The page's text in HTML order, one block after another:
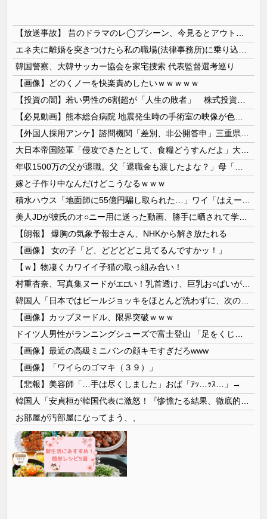
韓国警察、大韓サッカー協会を家宅捜索 代表監督選考巡り
【画像】どのくノ一を快楽責めしたいｗｗｗｗｗ
嫁と子作り中なんだけどこうなるｗｗｗ
【朗報】 爆胸の気象予報士さん、NHKから解き放たれる
【画像】 女の子「ど、どどどどこ見てるんですかッ！」
【ｗ】物凄くカワイイ子猫の取っ組み合い！
【画像】カップヌードル、限界突破ｗｗｗ
【画像】最近の高級ミニバンの顔キモすぎだろwww
【画像】「ワイらのゴマキ（３９）」
【悲報】美容師「…手は尽くしました」おば「ｱｯ…ｯｽ…」→
お部屋が汚部屋になってまう、、